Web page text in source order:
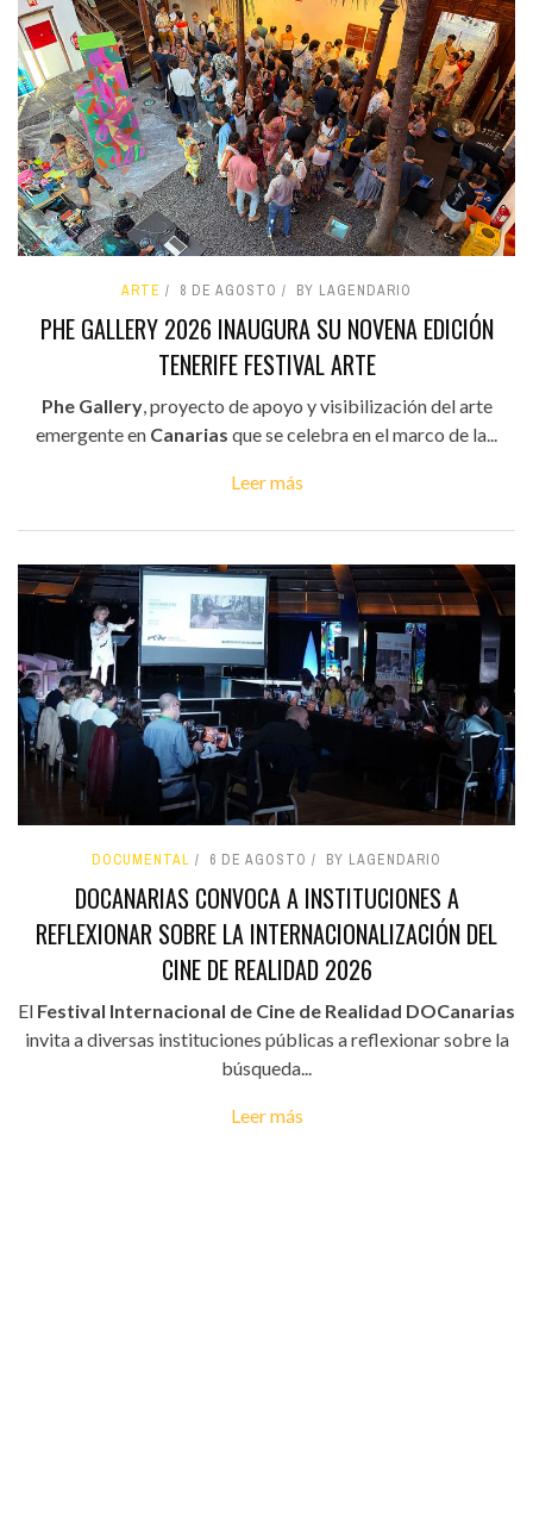
ARTE 8 DE AGOSTO BY LAGENDARIO
PHE GALLERY 2026 INAUGURA SU NOVENA EDICIÓN
TENERIFE FESTIVAL ARTE
Phe Gallery, proyecto de apoyo y visibilización del arte
emergente en Canarias que se celebra en el marco de la...
Leer más
DOCUMENTAL 6 DE AGOSTO BY LAGENDARIO
DOCANARIAS CONVOCA A INSTITUCIONES A
REFLEXIONAR SOBRE LA INTERNACIONALIZACIÓN DEL
CINE DE REALIDAD 2026
El Festival Internacional de Cine de Realidad DOCanarias
invita a diversas instituciones públicas a reflexionar sobre la
búsqueda...
Leer más